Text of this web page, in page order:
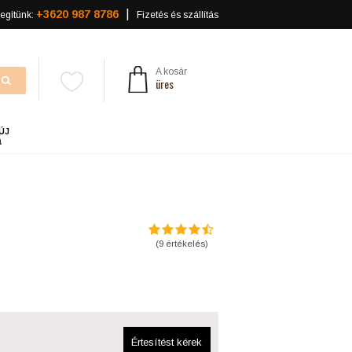
+3620 987 8786 Fizetés és szállítás
A kosár
üres
(9értékelés)
Értesítést kérek